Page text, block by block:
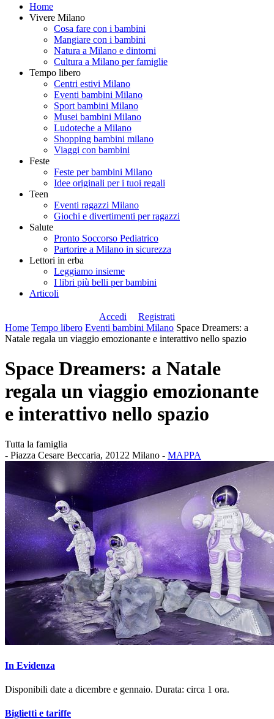
Home
Vivere Milano
Cosa fare con i bambini
Mangiare con i bambini
Natura a Milano e dintorni
Cultura a Milano per famiglie
Tempo libero
Centri estivi Milano
Eventi bambini Milano
Sport bambini Milano
Musei bambini Milano
Ludoteche a Milano
Shopping bambini milano
Viaggi con bambini
Feste
Feste per bambini Milano
Idee originali per i tuoi regali
Teen
Eventi ragazzi Milano
Giochi e divertimenti per ragazzi
Salute
Pronto Soccorso Pediatrico
Partorire a Milano in sicurezza
Lettori in erba
Leggiamo insieme
I libri più belli per bambini
Articoli
Accedi
Registrati
Home Tempo libero Eventi bambini Milano Space Dreamers: a
Natale regala un viaggio emozionante e interattivo nello spazio
Space Dreamers: a Natale
regala un viaggio emozionante
e interattivo nello spazio
Tutta la famiglia
- Piazza Cesare Beccaria, 20122 Milano - MAPPA
In Evidenza
Disponibili date a dicembre e gennaio. Durata: circa 1 ora.
Biglietti e tariffe